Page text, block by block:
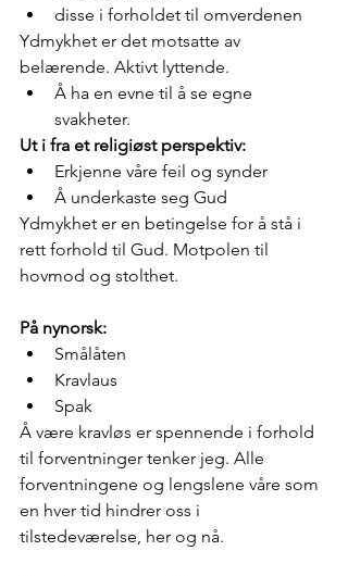
disse i forholdet til omverdenen
Ydmykhet er det motsatte av
belærende. Aktivt lyttende.
Å ha en evne til å se egne
svakheter.
Ut i fra et religiøst perspektiv:
Erkjenne våre feil og synder
Å underkaste seg Gud
Ydmykhet er en betingelse for å stå i
rett forhold til Gud. Motpolen til
hovmod og stolthet.
På nynorsk:
Smålåten
Kravlaus
Spak
Å være kravløs er spennende i forhold
til forventninger tenker jeg. Alle
forventningene og lengslene våre som
en hver tid hindrer oss i
tilstedeværelse, her og nå.